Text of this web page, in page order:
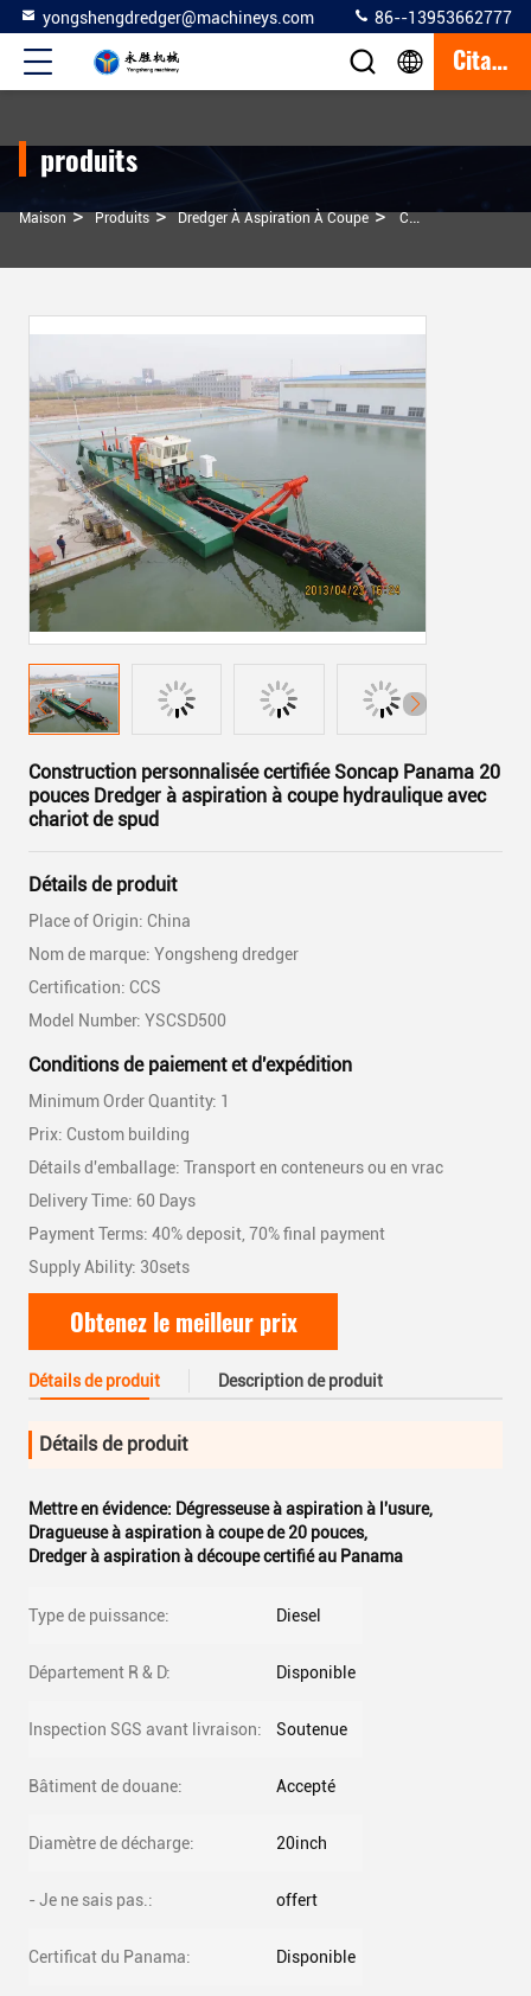
yongshengdredger@machineys.com 86--13953662777
Citation
produits
Maison > Produits > Dredger À Aspiration À Coupe > Construction Personnalisée Certifiée Soncap Panama 20 Pouces Dredger À Aspiration À Coupe Hydraulique Avec Chariot De Spud
Construction personnalisée certifiée Soncap Panama 20
pouces Dredger à aspiration à coupe hydraulique avec
chariot de spud
Détails de produit
Place of Origin: China
Nom de marque: Yongsheng dredger
Certification: CCS
Model Number: YSCSD500
Conditions de paiement et d'expédition
Minimum Order Quantity: 1
Prix: Custom building
Détails d'emballage: Transport en conteneurs ou en vrac
Delivery Time: 60 Days
Payment Terms: 40% deposit, 70% final payment
Supply Ability: 30sets
Obtenez le meilleur prix
Détails de produit Description de produit
Détails de produit
Mettre en évidence: Dégresseuse à aspiration à l'usure,
Dragueuse à aspiration à coupe de 20 pouces,
Dredger à aspiration à découpe certifié au Panama
Type de puissance: Diesel
Département R & D: Disponible
Inspection SGS avant livraison: Soutenue
Bâtiment de douane: Accepté
Diamètre de décharge: 20inch
- Je ne sais pas.: offert
Certificat du Panama: Disponible